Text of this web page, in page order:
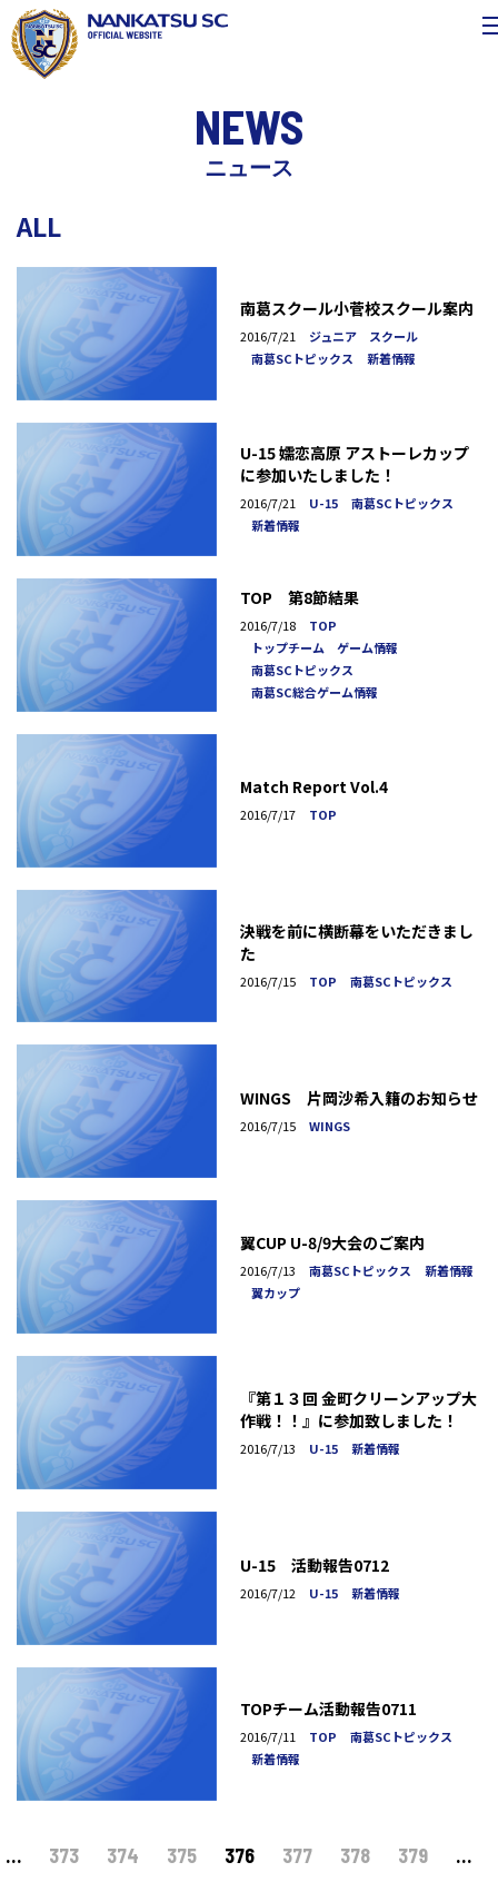
NEWS
ニュース
ALL
南葛スクール小菅校スクール案内
2016/7/21
ジュニア スクール
南葛SCトピックス
新着情報
U-15 嬬恋高原 アストーレカップ
に参加いたしました！
2016/7/21 U-15
南葛SCトピックス
新着情報
TOP 第8節結果
2016/7/18
TOP
トップチーム ゲーム情報
南葛SCトピックス
南葛SC総合ゲーム情報
Match Report Vol.4
2016/7/17 TOP
決戦を前に横断幕をいただきまし
た
2016/7/15 TOP 南葛SCトピックス
WINGS 片岡沙希入籍のお知らせ
2016/7/15 WINGS
翼CUP U-8/9大会のご案内
2016/7/13 南葛SCトピックス
新着情報
翼カップ
『第１３回 金町クリーンアップ大
作戦！！』に参加致しました！
2016/7/13 U-15 新着情報
U-15 活動報告0712
2016/7/12 U-15 新着情報
TOPチーム活動報告0711
2016/7/11 TOP
南葛SCトピックス
新着情報
… 373 374 375 376 377 378 379 …